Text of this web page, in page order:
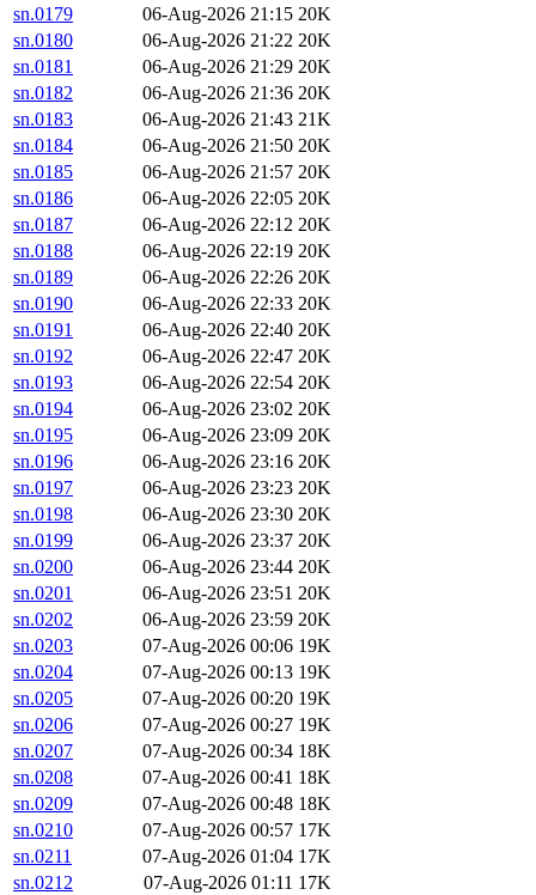
sn.0179
06-Aug-2026 21:15 20K
sn.0180
06-Aug-2026 21:22 20K
sn.0181
06-Aug-2026 21:29 20K
sn.0182
06-Aug-2026 21:36 20K
sn.0183
06-Aug-2026 21:43 21K
sn.0184
06-Aug-2026 21:50 20K
sn.0185
06-Aug-2026 21:57 20K
sn.0186
06-Aug-2026 22:05 20K
sn.0187
06-Aug-2026 22:12 20K
sn.0188
06-Aug-2026 22:19 20K
sn.0189
06-Aug-2026 22:26 20K
sn.0190
06-Aug-2026 22:33 20K
sn.0191
06-Aug-2026 22:40 20K
sn.0192
06-Aug-2026 22:47 20K
sn.0193
06-Aug-2026 22:54 20K
sn.0194
06-Aug-2026 23:02 20K
sn.0195
06-Aug-2026 23:09 20K
sn.0196
06-Aug-2026 23:16 20K
sn.0197
06-Aug-2026 23:23 20K
sn.0198
06-Aug-2026 23:30 20K
sn.0199
06-Aug-2026 23:37 20K
sn.0200
06-Aug-2026 23:44 20K
sn.0201
06-Aug-2026 23:51 20K
sn.0202
06-Aug-2026 23:59 20K
sn.0203
07-Aug-2026 00:06 19K
sn.0204
07-Aug-2026 00:13 19K
sn.0205
07-Aug-2026 00:20 19K
sn.0206
07-Aug-2026 00:27 19K
sn.0207
07-Aug-2026 00:34 18K
sn.0208
07-Aug-2026 00:41 18K
sn.0209
07-Aug-2026 00:48 18K
sn.0210
07-Aug-2026 00:57 17K
sn.0211
07-Aug-2026 01:04 17K
sn.0212
07-Aug-2026 01:11 17K